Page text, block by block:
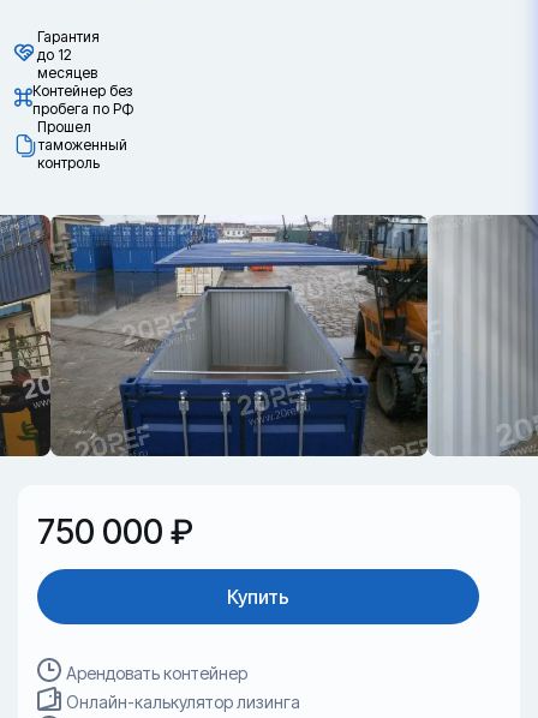
Гарантия
до 12
месяцев
Контейнер без
пробега по РФ
Прошел
таможенный
контроль
750 000 ₽
Купить
Арендовать контейнер
Онлайн-калькулятор лизинга